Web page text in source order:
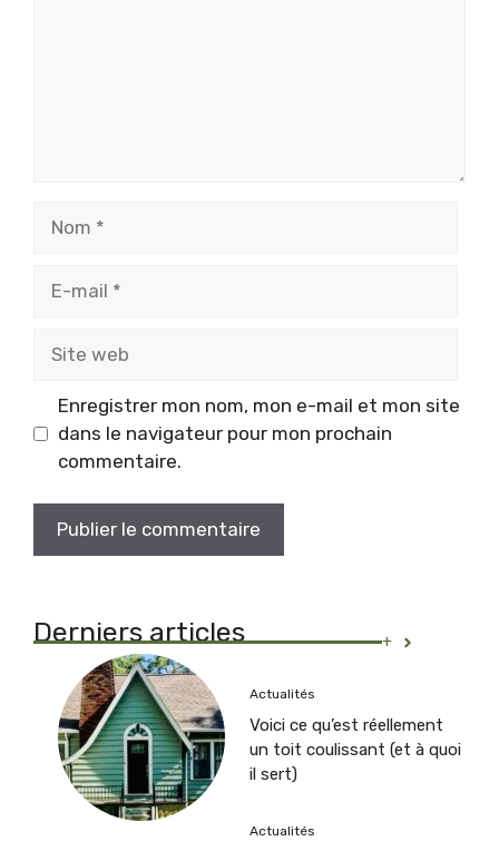
mail
web
Enregistrer mon nom, mon e-mail et mon site
dans le navigateur pour mon prochain
commentaire.
Derniers articles +
Actualités
Voici ce qu’est réellement
un toit coulissant (et à quoi
il sert)
Actualités